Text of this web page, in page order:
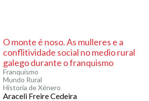
O monte é noso. As mulleres e a
conflitividade social no medio rural
galego durante o franquismo
Franquismo
Mundo Rural
Historia de Xénero
Araceli Freire Cedeira